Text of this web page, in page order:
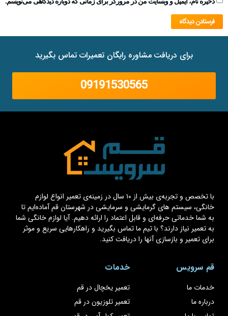
برای دریافت مشاوره رایگان تعمیرات تماس بگیرید
09191530565
با تخصص و تجربه‌ی بیش از ۱۰ سال در زمینه‌ی تعمیر انواع لوازم
خانگی، سیستم های گرمایشی و سرمایشی در شهرستان قم آماده‌ایم تا
به شما خدماتی حرفه‌ای و قابل اعتماد را ارائه دهیم. آیا لوازم خانگی شما
به تعمیر نیاز دارند؟ با تیم ما تماس بگیرید و راهکارهایی سریع و موثر
برای تعمیر و بازسازی آنها را دریافت کنید.
قم سرویس
خدمات ما
درباره ما
خدمات
تعمیر یخچال در قم
تعمیر تلوزیون در قم